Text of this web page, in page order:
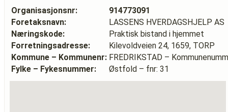
Organisasjonsnr:
914773091
Foretaksnavn:
LASSENS HVERDAGSHJELP AS
Næringskode:
Praktisk bistand i hjemmet
Forretningsadresse:
Kilevoldveien 24, 1659, TORP
Kommune – Kommunenr: FREDRIKSTAD –
Fylke – Fykesnummer:
Østfold – fnr: 31